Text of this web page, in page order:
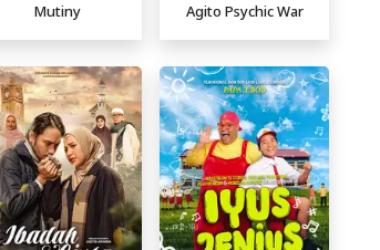
Mutiny Agito Psychic War